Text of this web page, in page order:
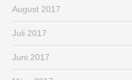
August 2017
Juli 2017
Juni 2017